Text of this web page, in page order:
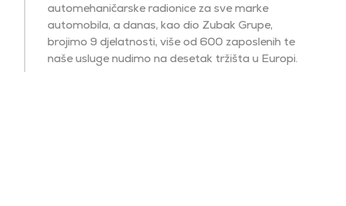
automehaničarske radionice za sve marke
automobila, a danas, kao dio Zubak Grupe,
brojimo 9 djelatnosti, više od 600 zaposlenih te
naše usluge nudimo na desetak tržišta u Europi.